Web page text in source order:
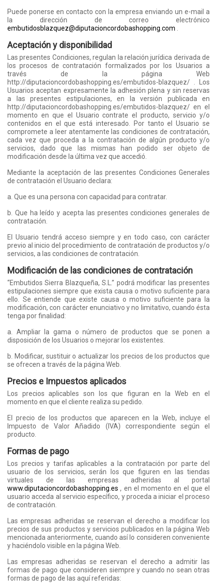
Puede ponerse en contacto con la empresa enviando un e-mail a
la dirección de correo electrónico
embutidosblazquez@diputacioncordobashopping.com
Aceptación y disponibilidad
Las presentes Condiciones, regulan la relación jurídica derivada de
los procesos de contratación formalizados por los Usuarios a
través de la página Web
http://diputacioncordobashopping.es/embutidos-blazquez/ . Los
Usuarios aceptan expresamente la adhesión plena y sin reservas
a las presentes estipulaciones, en la versión publicada en
http://diputacioncordobashopping.es/embutidos-blazquez/ en el
momento en que el Usuario contrate el producto, servicio y/o
contenidos en el que está interesado. Por tanto el Usuario se
compromete a leer atentamente las condiciones de contratación,
cada vez que proceda a la contratación de algún producto y/o
servicios, dado que las mismas han podido ser objeto de
modificación desde la última vez que accedió.
Mediante la aceptación de las presentes Condiciones Generales
de contratación el Usuario declara:
a. Que es una persona con capacidad para contratar.
b. Que ha leído y acepta las presentes condiciones generales de
contratación.
El Usuario tendrá acceso siempre y en todo caso, con carácter
previo al inicio del procedimiento de contratación de productos y/o
servicios, a las condiciones de contratación.
Modificación de las condiciones de contratación
“Embutidos Sierra Blazqueña, S.L.” podrá modificar las presentes
estipulaciones siempre que exista causa o motivo suficiente para
ello. Se entiende que existe causa o motivo suficiente para la
modificación, con carácter enunciativo y no limitativo, cuando ésta
tenga por finalidad:
a. Ampliar la gama o número de productos que se ponen a
disposición de los Usuarios o mejorar los existentes.
b. Modificar, sustituir o actualizar los precios de los productos que
se ofrecen a través de la página Web.
Precios e Impuestos aplicados
Los precios aplicables son los que figuran en la Web en el
momento en que el cliente realiza su pedido.
El precio de los productos que aparecen en la Web, incluye el
Impuesto de Valor Añadido (IVA) correspondiente según el
producto.
Formas de pago
Los precios y tarifas aplicables a la contratación por parte del
usuario de los servicios, serán los que figuren en las tiendas
virtuales de las empresas adheridas al portal
www.diputacioncordobashopping.es , en el momento en el que el
usuario acceda al servicio específico, y proceda a iniciar el proceso
de contratación.
Las empresas adheridas se reservan el derecho a modificar los
precios de sus productos y servicios publicados en la página Web
mencionada anteriormente, cuando así lo consideren conveniente
y haciéndolo visible en la página Web.
Las empresas adheridas se reservan el derecho a admitir las
formas de pago que consideren siempre y cuando no sean otras
formas de pago de las aquí referidas: